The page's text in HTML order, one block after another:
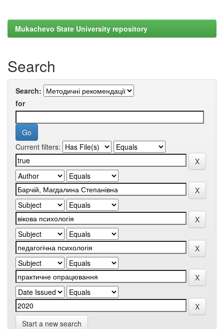
Mukachevo State University repository
Search
Search:
for
Current filters:
Start a new search